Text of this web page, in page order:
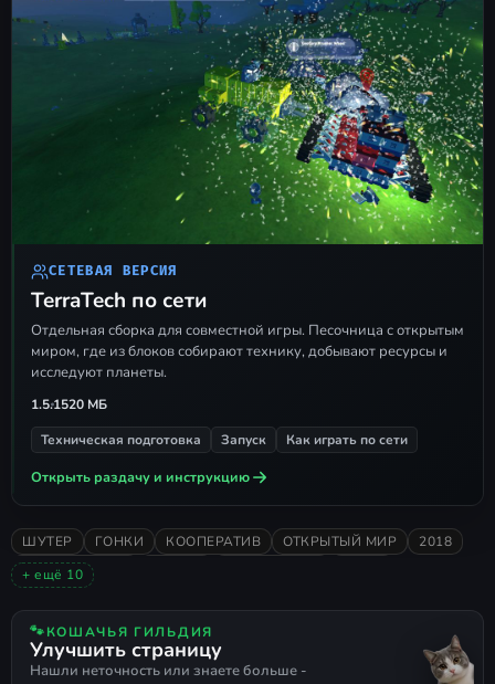
СЕТЕВАЯ ВЕРСИЯ
TerraTech по сети
Отдельная сборка для совместной игры. Песочница с открытым
миром, где из блоков собирают технику, добывают ресурсы и
исследуют планеты.
1.5.1520 МБ
Техническая подготовка
Запуск Как играть по сети
Открыть раздачу и инструкцию
ШУТЕР ГОНКИ КООПЕРАТИВ ОТКРЫТЫЙ МИР
2018
МУЛЬТИПЛЕЕР
ОЧЕНЬ ПОЛОЖИТЕЛЬНЫЕ
ПЕСОЧНИЦА С ВЫЖИВАНИЕМ
РУССКИЙ ЯЗЫК
ПОДДЕРЖКА ГЕЙМПАДА
+ ещё 10
🐾КОШАЧЬЯ ГИЛЬДИЯ
Улучшить страницу
Нашли неточность или знаете больше -